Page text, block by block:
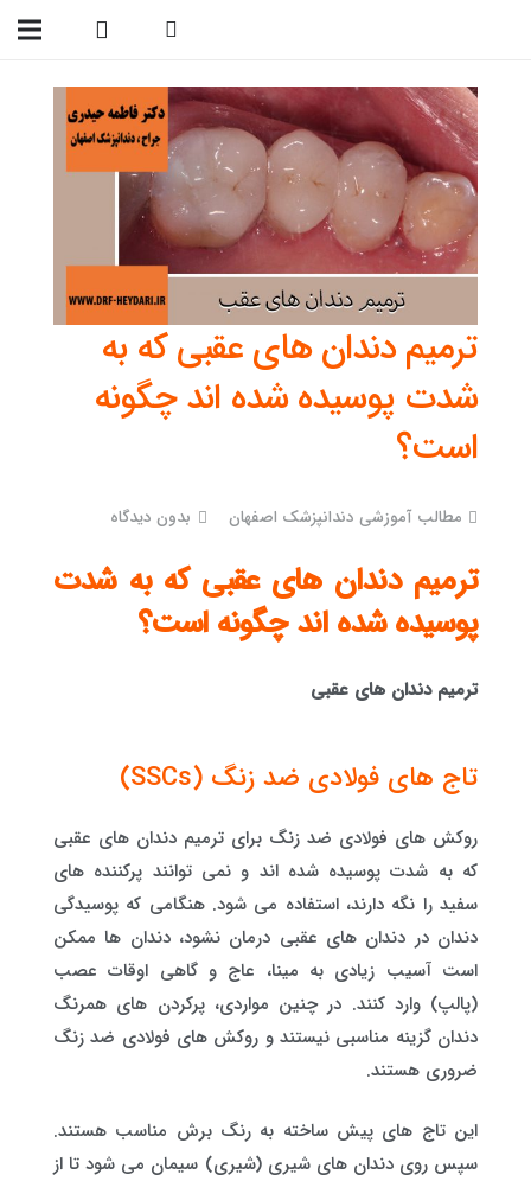
ترمیم دندان های عقبی که به
شدت پوسیده شده اند چگونه
است؟
مطالب آموزشی دندانپزشک اصفهان بدون دیدگاه
ترمیم دندان های عقبی که به شدت
پوسیده شده اند چگونه است؟
ترمیم دندان های عقبی
تاج های فولادی ضد زنگ (SSCs)
روکش های فولادی ضد زنگ برای ترمیم دندان های عقبی
که به شدت پوسیده شده اند و نمی توانند پرکننده های
سفید را نگه دارند، استفاده می شود. هنگامی که پوسیدگی
دندان در دندان های عقبی درمان نشود، دندان ها ممکن
است آسیب زیادی به مینا، عاج و گاهی اوقات عصب
(پالپ) وارد کنند. در چنین مواردی، پرکردن های همرنگ
دندان گزینه مناسبی نیستند و روکش های فولادی ضد زنگ
ضروری هستند.
این تاج های پیش ساخته به رنگ برش مناسب هستند.
سپس روی دندان های شیری (شیری) سیمان می شود تا از